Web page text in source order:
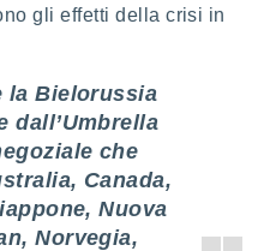
gli effetti della crisi in
la Bielorussia
dall’Umbrella
che
Canada,
Nuova
Norvegia,